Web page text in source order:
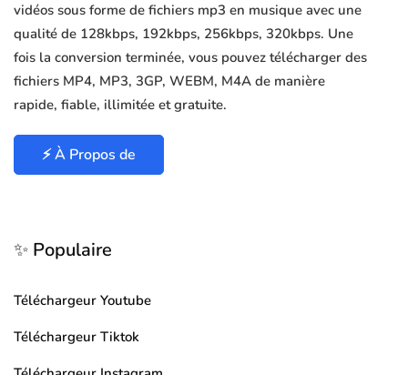
vidéos sous forme de fichiers mp3 en musique avec une
qualité de 128kbps, 192kbps, 256kbps, 320kbps. Une
fois la conversion terminée, vous pouvez télécharger des
fichiers MP4, MP3, 3GP, WEBM, M4A de manière
rapide, fiable, illimitée et gratuite.
⚡ À Propos de
✨ Populaire
Téléchargeur Youtube
Téléchargeur Tiktok